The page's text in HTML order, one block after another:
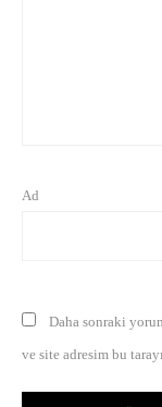
Ad
Daha sonraki
ve site adresim bu